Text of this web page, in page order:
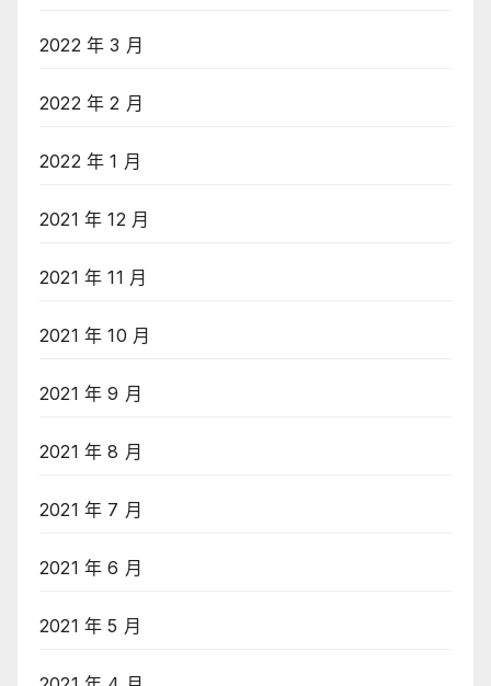
2022 年 3 月
2022 年 2 月
2022 年 1 月
2021 年 12 月
2021 年 11 月
2021 年 10 月
2021 年 9 月
2021 年 8 月
2021 年 7 月
2021 年 6 月
2021 年 5 月